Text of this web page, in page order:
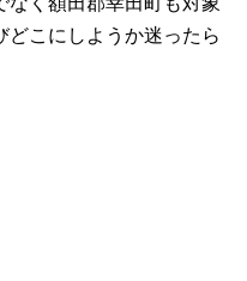
どこにしようか迷ったら